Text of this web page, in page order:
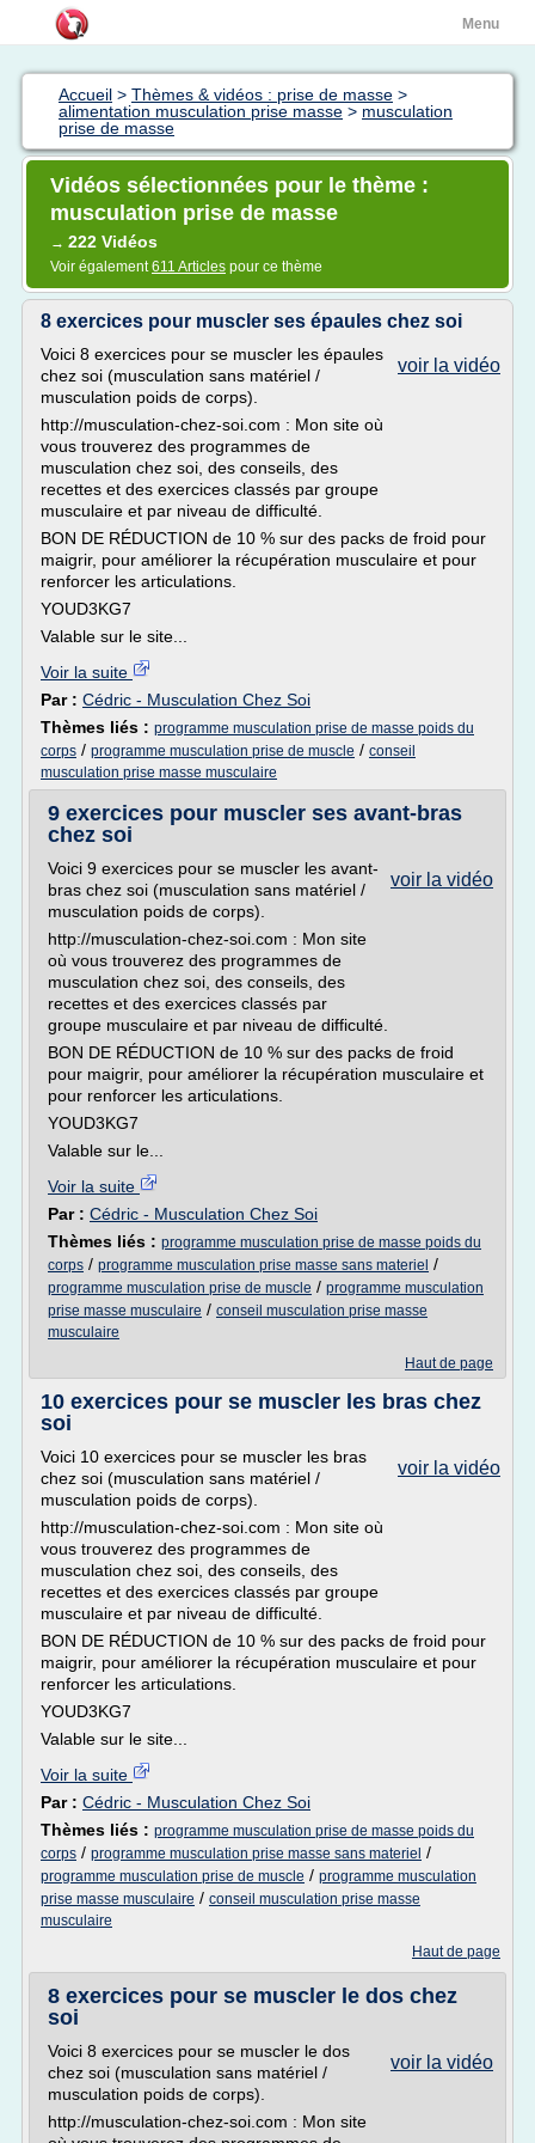
Menu
Accueil > Thèmes & vidéos : prise de masse >
alimentation musculation prise masse > musculation
prise de masse
Vidéos sélectionnées pour le thème :
musculation prise de masse
→ 222 Vidéos
Voir également611 Articles pour ce thème
8 exercices pour muscler ses épaules chez soi
voir la vidéo
Voici 8 exercices pour se muscler les épaules
chez soi (musculation sans matériel /
musculation poids de corps).
http://musculation-chez-soi.com : Mon site où
vous trouverez des programmes de
musculation chez soi, des conseils, des
recettes et des exercices classés par groupe
musculaire et par niveau de difficulté.
BON DE RÉDUCTION de 10 % sur des packs de froid pour
maigrir, pour améliorer la récupération musculaire et pour
renforcer les articulations.
YOUD3KG7
Valable sur le site...
Voir la suite
Par : Cédric - Musculation Chez Soi
Thèmes liés : programme musculation prise de masse poids du
corps / programme musculation prise de muscle / conseil
musculation prise masse musculaire
9 exercices pour muscler ses avant-bras
chez soi
voir la vidéo
Voici 9 exercices pour se muscler les avant-
bras chez soi (musculation sans matériel /
musculation poids de corps).
http://musculation-chez-soi.com : Mon site
où vous trouverez des programmes de
musculation chez soi, des conseils, des
recettes et des exercices classés par
groupe musculaire et par niveau de difficulté.
BON DE RÉDUCTION de 10 % sur des packs de froid
pour maigrir, pour améliorer la récupération musculaire et
pour renforcer les articulations.
YOUD3KG7
Valable sur le...
Voir la suite
Par : Cédric - Musculation Chez Soi
Thèmes liés : programme musculation prise de masse poids du
corps / programme musculation prise masse sans materiel /
programme musculation prise de muscle / programme musculation
prise masse musculaire / conseil musculation prise masse
musculaire
Haut de page
10 exercices pour se muscler les bras chez
soi
voir la vidéo
Voici 10 exercices pour se muscler les bras
chez soi (musculation sans matériel /
musculation poids de corps).
http://musculation-chez-soi.com : Mon site où
vous trouverez des programmes de
musculation chez soi, des conseils, des
recettes et des exercices classés par groupe
musculaire et par niveau de difficulté.
BON DE RÉDUCTION de 10 % sur des packs de froid pour
maigrir, pour améliorer la récupération musculaire et pour
renforcer les articulations.
YOUD3KG7
Valable sur le site...
Voir la suite
Par : Cédric - Musculation Chez Soi
Thèmes liés : programme musculation prise de masse poids du
corps / programme musculation prise masse sans materiel /
programme musculation prise de muscle / programme musculation
prise masse musculaire / conseil musculation prise masse
musculaire
Haut de page
8 exercices pour se muscler le dos chez
soi
voir la vidéo
Voici 8 exercices pour se muscler le dos
chez soi (musculation sans matériel /
musculation poids de corps).
http://musculation-chez-soi.com : Mon site